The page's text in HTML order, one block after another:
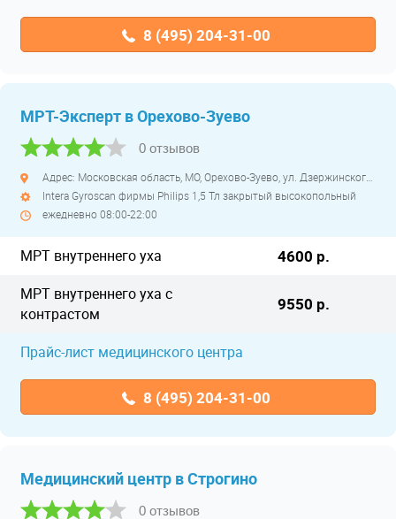
8 (495) 204-31-00
МРТ-Эксперт в Орехово-Зуево
0 отзывов
Intera Gyroscan фирмы Philips 1,5 Тл закрытый высокопольный
ежедневно 08:00-22:00
МРТ внутреннего уха 4600 р.
МРТ внутреннего уха с
контрастом
9550 р.
Прайс-лист медицинского центра
8 (495) 204-31-00
Медицинский центр в Строгино
0 отзывов